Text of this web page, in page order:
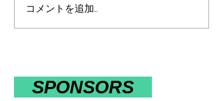
第29回全日本選手権個人
タイムトライアル・ロー
権・ロード大会
コメントを追加…
​ SPONSORS